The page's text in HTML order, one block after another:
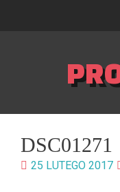
DSC01271
25 LUTEGO 2017